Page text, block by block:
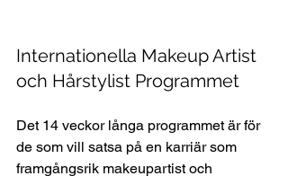
Internationella Makeup Artist
och Hårstylist Programmet
Det 14 veckor långa programmet är för
de som vill satsa på en karriär som
framgångsrik makeupartist och